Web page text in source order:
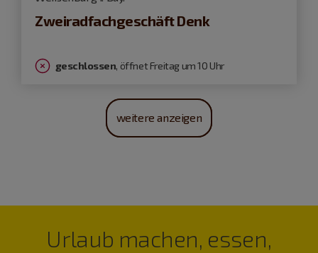
Zweiradfachgeschäft Denk
geschlossen, öffnet Freitag um 10 Uhr
weitere anzeigen
Urlaub machen, essen,